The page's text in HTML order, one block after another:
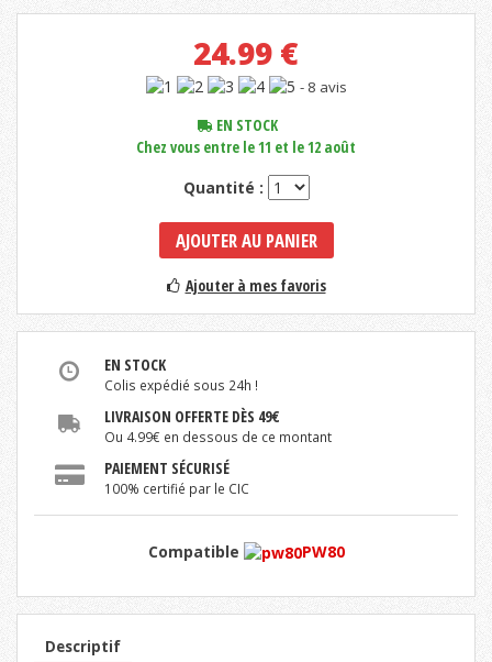
24.99 €
- 8 avis
EN STOCK
Chez vous entre le 11 et le 12 août
Quantité :
AJOUTER AU PANIER
Ajouter à mes favoris
EN STOCK
Colis expédié sous 24h !
LIVRAISON OFFERTE DÈS 49€
Ou 4.99€ en dessous de ce montant
PAIEMENT SÉCURISÉ
100% certifié par le CIC
Compatible PW80
Descriptif